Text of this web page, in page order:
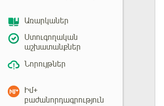
Առարկաներ
Ստուգողական
աշխատանքներ
Նորույթներ
Իմ+
բաժանորդագրություն